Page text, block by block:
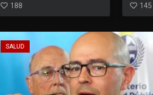
188
145
SALUD